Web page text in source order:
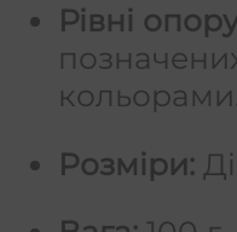
Рівні
Розміри: